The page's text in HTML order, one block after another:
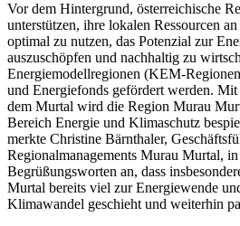
Vor dem Hintergrund, österreichische
unterstützen, ihre lokalen Ressourcen
optimal zu nutzen, das Potenzial zur
auszuschöpfen und nachhaltig zu
Energiemodellregionen (KEM-
und Energiefonds gefördert werden.
dem Murtal wird die Region Murau
Bereich Energie und Klimaschutz
merkte Christine Bärnthaler,
Regionalmanagements Murau Murtal,
Begrüßungsworten an, dass
Murtal bereits viel zur Energiewende
Klimawandel geschieht und weiterhin